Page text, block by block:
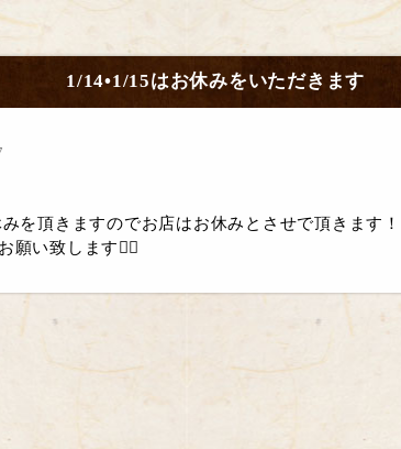
1/14•1/15はお休みをいただきます
を頂きますのでお店はお休みとさせで頂きます！
願い致します🙇‍♂️